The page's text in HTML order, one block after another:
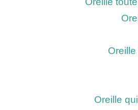
Oreille